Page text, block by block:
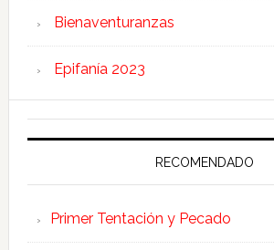
Bienaventuranzas
Epifanía 2023
RECOMENDADO
Primer Tentación y Pecado